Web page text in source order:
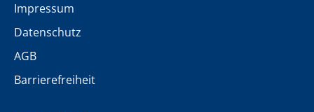
Impressum
Datenschutz
AGB
Barrierefreiheit